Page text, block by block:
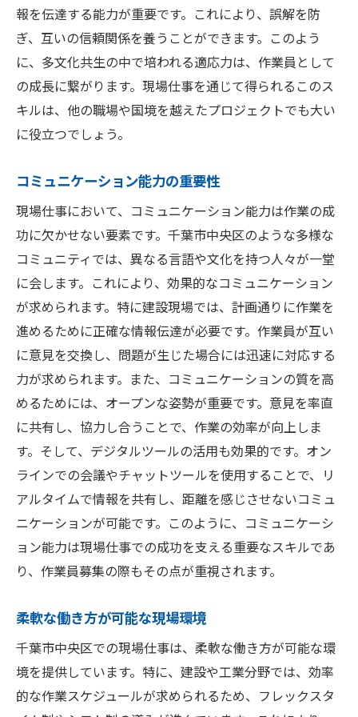
報を伝達する能力が重要です。これにより、誤解を防
ぎ、互いの信頼関係を養うことができます。このよう
に、多文化共生の中で培われる適応力は、作業員として
の成長に繋がります。現場仕事を通じて得られるこのス
キルは、他の職場や国境を越えたプロジェクトでも大い
に役立つでしょう。
コミュニケーション能力の重要性
現場仕事において、コミュニケーション能力は作業の成
功に欠かせない要素です。千葉市中央区のような多様な
コミュニティでは、異なる言語や文化を持つ人々が一堂
に会します。これにより、効果的なコミュニケーション
が求められます。特に建設現場では、計画通りに作業を
進めるために正確な情報伝達が必要です。作業員が互い
に意見を交換し、問題が生じた場合には迅速に対応する
力が求められます。また、コミュニケーションの質を高
めるためには、オープンな姿勢が重要です。意見を率直
に共有し、協力し合うことで、作業の効率が向上しま
す。そして、デジタルツールの活用も効果的です。オン
ラインでの会議やチャットツールを使用することで、リ
アルタイムで情報を共有し、距離を感じさせないコミュ
ニケーションが可能です。このように、コミュニケーシ
ョン能力は現場仕事での成功を支える重要なスキルであ
り、作業員募集の際もその点が重視されます。
柔軟な働き方が可能な現場環境
千葉市中央区での現場仕事は、柔軟な働き方が可能な環
境を提供しています。特に、建設や工業分野では、効率
的な作業スケジュールが求められるため、フレックスタ